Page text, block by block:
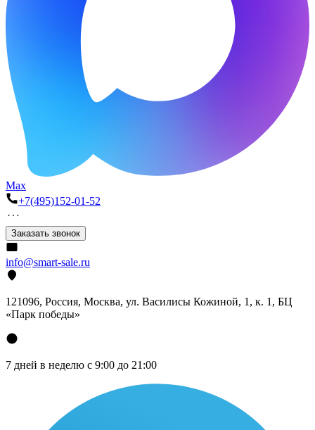
Max
+7(495)152-01-52
Заказать звонок
info@smart-sale.ru
121096, Россия, Москва, ул. Василисы Кожиной, 1, к. 1, БЦ
«Парк победы»
7 дней в неделю с 9:00 до 21:00